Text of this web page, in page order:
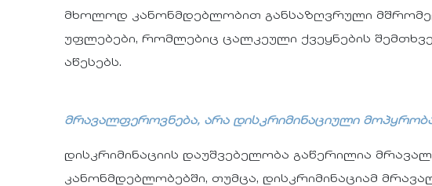
მხოლოდ კანონმდებლობით განსაზღვრული
უფლებები, რომლებიც ცალკეული ქვეყნების
აწესებს.
მრავალფეროვნება, არა დისკრიმინაციული
დისკრიმინაციის დაუშვებელობა გაწერილია
კანონმდებლობებში, თუმცა, დისკრიმინაციამ